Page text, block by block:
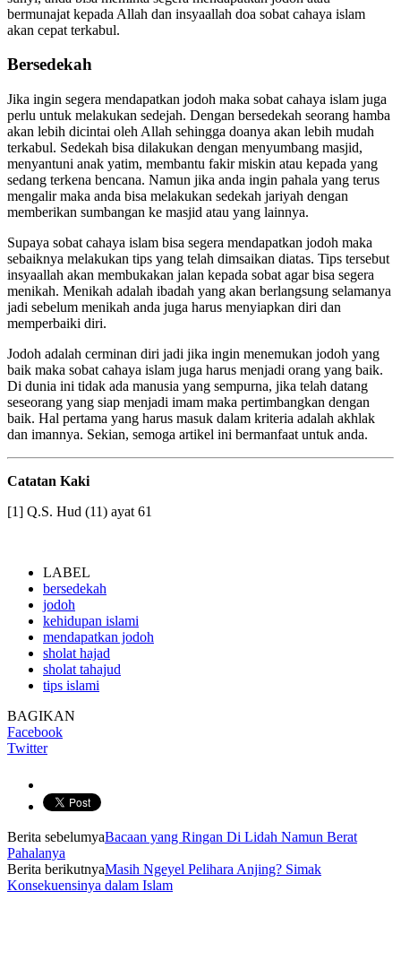
bermunajat kepada Allah dan insyaallah doa sobat cahaya islam
akan cepat terkabul.
Bersedekah
Jika ingin segera mendapatkan jodoh maka sobat cahaya islam juga
perlu untuk melakukan sedejah. Dengan bersedekah seorang hamba
akan lebih dicintai oleh Allah sehingga doanya akan lebih mudah
terkabul. Sedekah bisa dilakukan dengan menyumbang masjid,
menyantuni anak yatim, membantu fakir miskin atau kepada yang
sedang terkena bencana. Namun jika anda ingin pahala yang terus
mengalir maka anda bisa melakukan sedekah jariyah dengan
memberikan sumbangan ke masjid atau yang lainnya.
Supaya sobat cahaya islam bisa segera mendapatkan jodoh maka
sebaiknya melakukan tips yang telah dimsaikan diatas. Tips tersebut
insyaallah akan membukakan jalan kepada sobat agar bisa segera
menikah. Menikah adalah ibadah yang akan berlangsung selamanya
jadi sebelum menikah anda juga harus menyiapkan diri dan
memperbaiki diri.
Jodoh adalah cerminan diri jadi jika ingin menemukan jodoh yang
baik maka sobat cahaya islam juga harus menjadi orang yang baik.
Di dunia ini tidak ada manusia yang sempurna, jika telah datang
seseorang yang siap menjadi imam maka pertimbangkan dengan
baik. Hal pertama yang harus masuk dalam kriteria adalah akhlak
dan imannya. Sekian, semoga artikel ini bermanfaat untuk anda.
Catatan Kaki
[1] Q.S. Hud (11) ayat 61
LABEL
bersedekah
jodoh
kehidupan islami
mendapatkan jodoh
sholat hajad
sholat tahajud
tips islami
BAGIKAN
Facebook
Twitter
Berita sebelumyaBacaan yang Ringan Di Lidah Namun Berat
Pahalanya
Berita berikutnyaMasih Ngeyel Pelihara Anjing? Simak
Konsekuensinya dalam Islam